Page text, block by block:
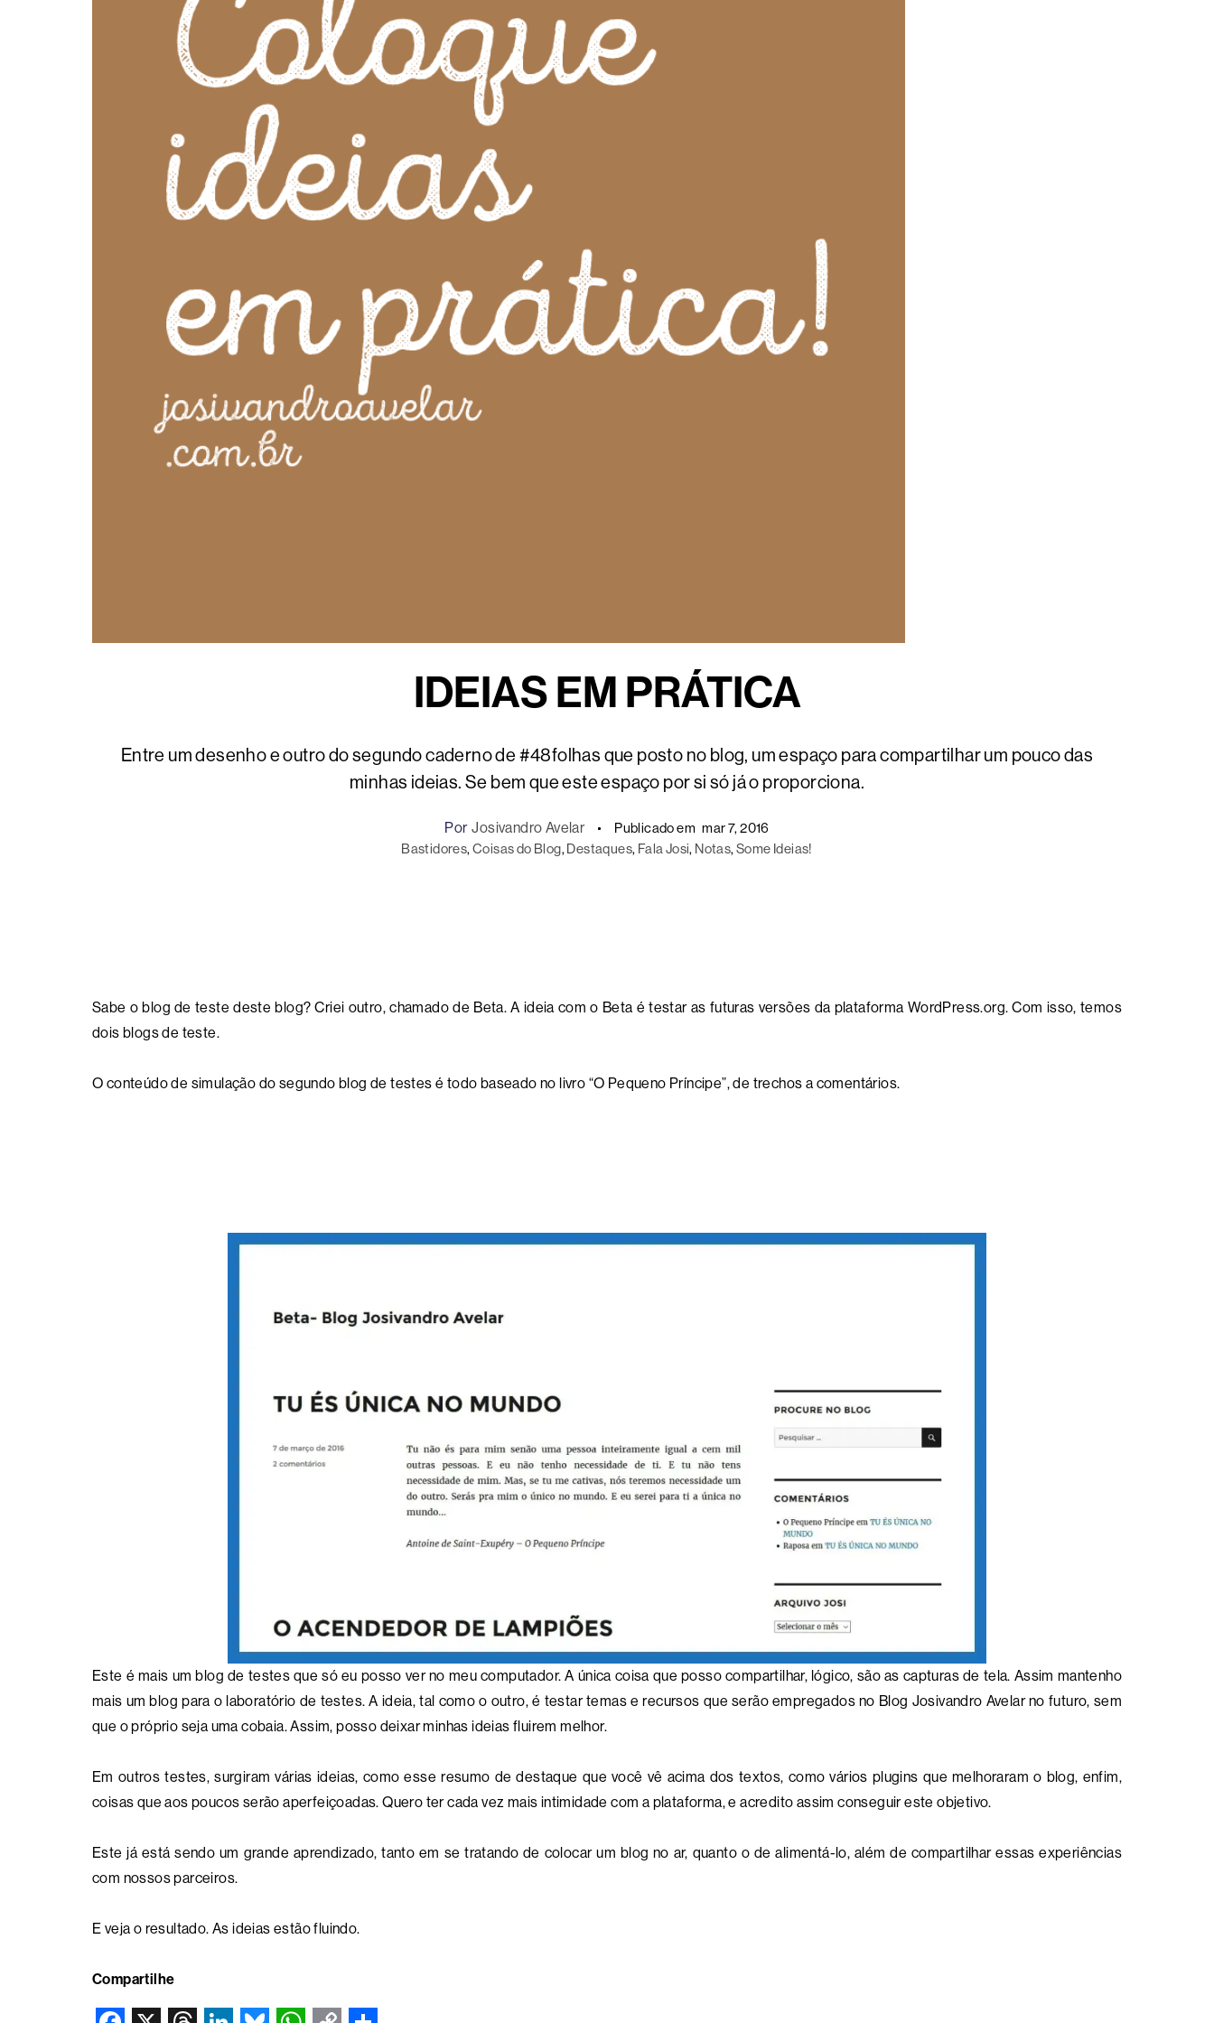
IDEIAS EM PRÁTICA
Entre um desenho e outro do segundo caderno de #48folhas que posto no blog, um espaço para compartilhar um pouco das
minhas ideias. Se bem que este espaço por si só já o proporciona.
Por Josivandro Avelar Publicado em mar 7, 2016
Bastidores, Coisas do Blog, Destaques, Fala Josi, Notas, Some Ideias!
Sabe o blog de teste deste blog? Criei outro, chamado de Beta. A ideia com o Beta é testar as futuras versões da plataforma WordPress.org. Com isso, temos
dois blogs de teste.
O conteúdo de simulação do segundo blog de testes é todo baseado no livro “O Pequeno Príncipe”, de trechos a comentários.
Este é mais um blog de testes que só eu posso ver no meu computador. A única coisa que posso compartilhar, lógico, são as capturas de tela. Assim mantenho
mais um blog para o laboratório de testes. A ideia, tal como o outro, é testar temas e recursos que serão empregados no Blog Josivandro Avelar no futuro, sem
que o próprio seja uma cobaia. Assim, posso deixar minhas ideias fluirem melhor.
Em outros testes, surgiram várias ideias, como esse resumo de destaque que você vê acima dos textos, como vários plugins que melhoraram o blog, enfim,
coisas que aos poucos serão aperfeiçoadas. Quero ter cada vez mais intimidade com a plataforma, e acredito assim conseguir este objetivo.
Este já está sendo um grande aprendizado, tanto em se tratando de colocar um blog no ar, quanto o de alimentá-lo, além de compartilhar essas experiências
com nossos parceiros.
E veja o resultado. As ideias estão fluindo.
Compartilhe